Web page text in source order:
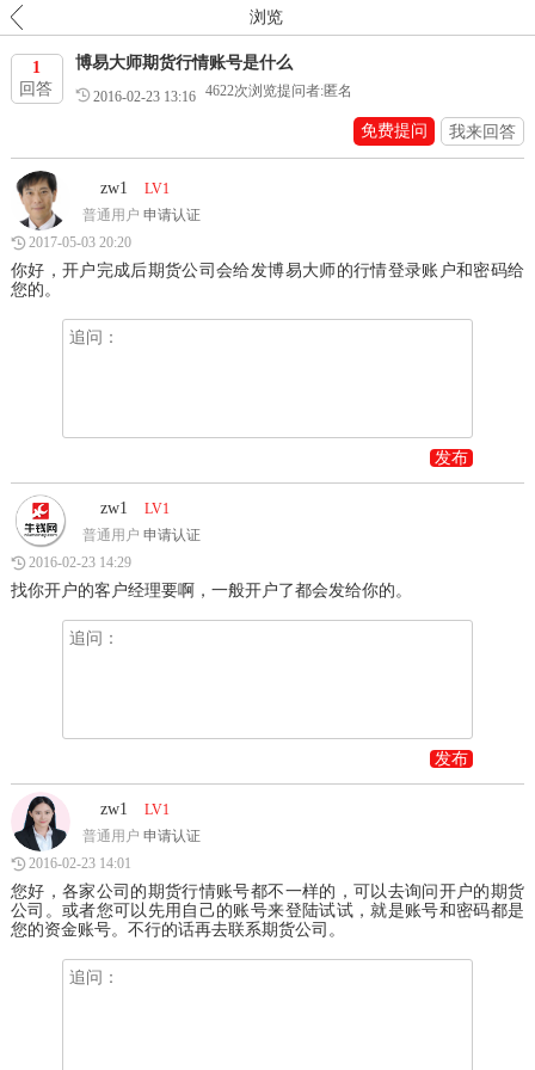
浏览
1
回答
博易大师期货行情账号是什么
2016-02-23 13:16 4622次浏览提问者:匿名
我来回答
免费提问
zw1
LV1
普通用户 申请认证
2017-05-03 20:20
你好，开户完成后期货公司会给发博易大师的行情登录账户和密码给
您的。
发布
zw1
LV1
普通用户 申请认证
2016-02-23 14:29
找你开户的客户经理要啊，一般开户了都会发给你的。
发布
zw1
LV1
普通用户 申请认证
2016-02-23 14:01
您好，各家公司的期货行情账号都不一样的，可以去询问开户的期货
公司。或者您可以先用自己的账号来登陆试试，就是账号和密码都是
您的资金账号。不行的话再去联系期货公司。